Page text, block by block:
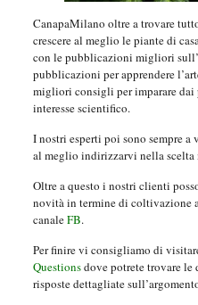
CanapaMilano oltre a trovare
crescere al meglio le piante di
con le pubblicazioni migliori
pubblicazioni per apprendere
migliori consigli per imparare
interesse scientifico.
I nostri esperti poi sono sempre
al meglio indirizzarvi nella
Oltre a questo i nostri clienti
novità in termine di coltivazione
canaleFB.
Per finire vi consigliamo di
Questionsdove potrete trovare le
risposte dettagliate